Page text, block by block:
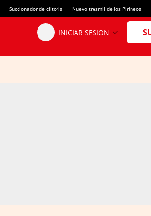
Succionador de clítoris Nuevo tresmil de los Pirineos